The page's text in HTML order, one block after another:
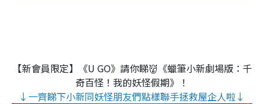
【新會員限定】《U GO》請你睇👹《蠟筆小新劇場版：千
奇百怪！我的妖怪假期》！
↓一齊睇下小新同妖怪朋友們點樣聯手拯救屋企人啦↓